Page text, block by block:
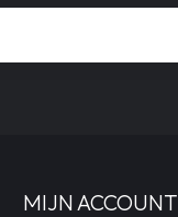
MIJN ACCOUNT